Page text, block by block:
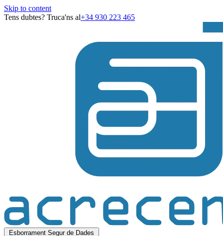
Skip to content
Tens dubtes? Truca'ns al+34 930 223 465